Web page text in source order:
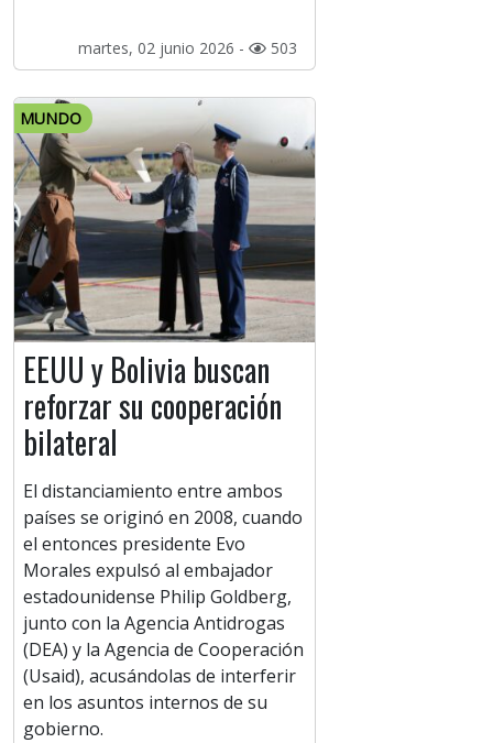
martes, 02 junio 2026 - 503
MUNDO
EEUU y Bolivia buscan
reforzar su cooperación
bilateral
El distanciamiento entre ambos
países se originó en 2008, cuando
el entonces presidente Evo
Morales expulsó al embajador
estadounidense Philip Goldberg,
junto con la Agencia Antidrogas
(DEA) y la Agencia de Cooperación
(Usaid), acusándolas de interferir
en los asuntos internos de su
gobierno.